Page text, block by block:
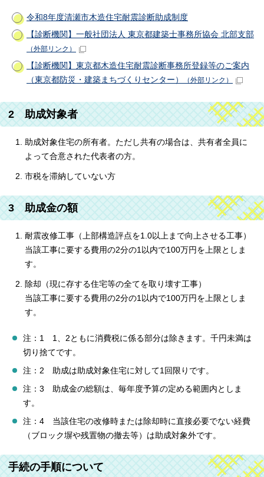
令和8年度清瀬市木造住宅耐震診断助成制度
【診断機関】一般社団法人 東京都建築士事務所協会 北部支部
（外部リンク）
【診断機関】東京都木造住宅耐震診断事務所登録等のご案内
（東京都防災・建築まちづくりセンター）
（外部リンク）
2 助成対象者
助成対象住宅の所有者。ただし共有の場合は、共有者全員に
よって合意された代表者の方。
市税を滞納していない方
3 助成金の額
耐震改修工事（上部構造評点を1.0以上まで向上させる工事）
当該工事に要する費用の2分の1以内で100万円を上限としま
す。
除却（現に存する住宅等の全てを取り壊す工事）
当該工事に要する費用の2分の1以内で100万円を上限としま
す。
注：1 1、2ともに消費税に係る部分は除きます。千円未満は
切り捨てです。
注：2 助成は助成対象住宅に対して1回限りです。
注：3 助成金の総額は、毎年度予算の定める範囲内としま
す。
注：4 当該住宅の改修時または除却時に直接必要でない経費
（ブロック塀や残置物の撤去等）は助成対象外です。
手続の手順について